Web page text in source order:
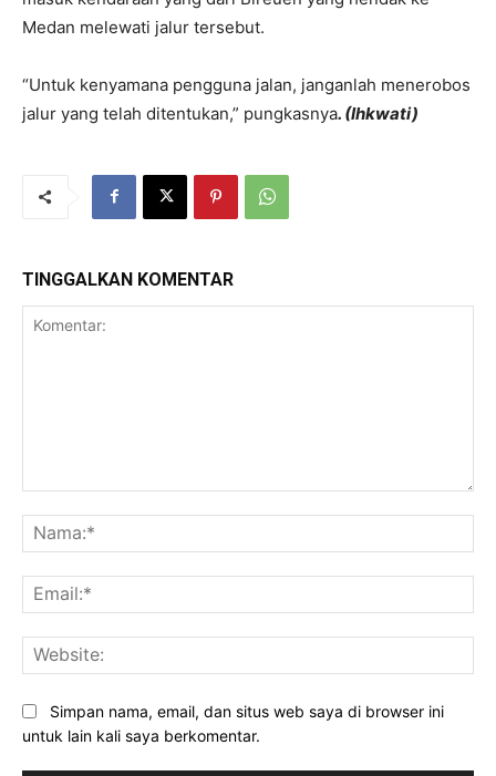
Medan melewati jalur tersebut.
“Untuk kenyamana pengguna jalan, janganlah menerobos
jalur yang telah ditentukan,” pungkasnya. (Ihkwati)
TINGGALKAN KOMENTAR
Simpan nama, email, dan situs web saya di browser ini
untuk lain kali saya berkomentar.